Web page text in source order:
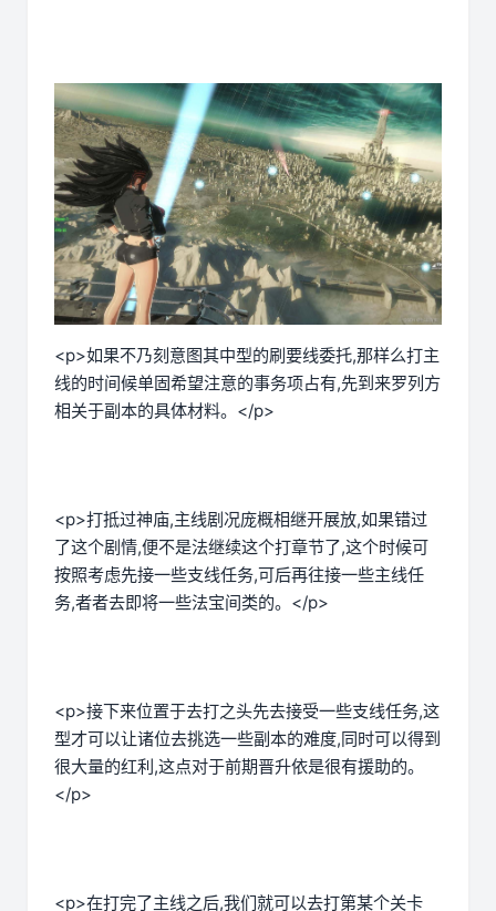
<p>如果不乃刻意图其中型的刷要线委托,那样么打主
线的时间候单固希望注意的事务项占有,先到来罗列方
相关于副本的具体材料。</p>
<p>打抵过神庙,主线剧况庞概相继开展放,如果错过
了这个剧情,便不是法继续这个打章节了,这个时候可
按照考虑先接一些支线任务,可后再往接一些主线任
务,者者去即将一些法宝间类的。</p>
<p>接下来位置于去打之头先去接受一些支线任务,这
型才可以让诸位去挑选一些副本的难度,同时可以得到
很大量的红利,这点对于前期晋升依是很有援助的。
</p>
<p>在打完了主线之后,我们就可以去打第某个关卡